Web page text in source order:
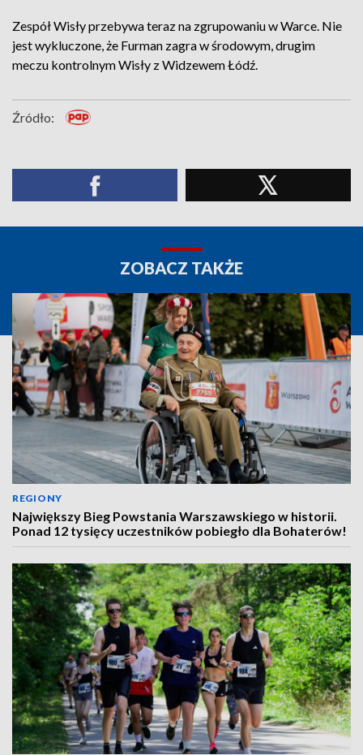
Zespół Wisły przebywa teraz na zgrupowaniu w Warce. Nie
jest wykluczone, że Furman zagra w środowym, drugim
meczu kontrolnym Wisły z Widzewem Łódź.
Źródło:
ZOBACZ TAKŻE
REGIONY
Największy Bieg Powstania Warszawskiego w historii.
Ponad 12 tysięcy uczestników pobiegło dla Bohaterów!